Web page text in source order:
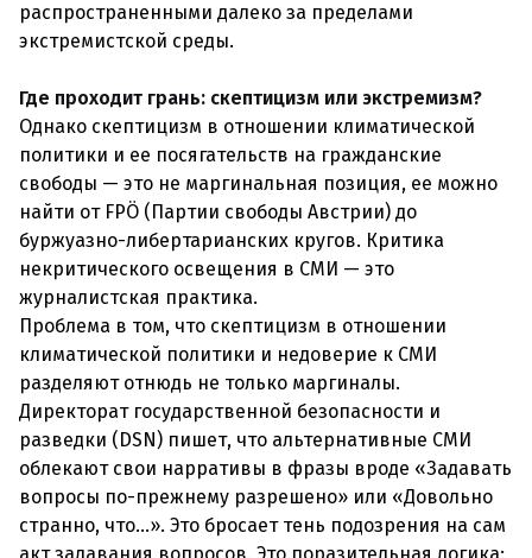
распространенными далеко за пределами
экстремистской среды.
Где проходит грань: скептицизм или экстремизм?
Однако скептицизм в отношении климатической
политики и ее посягательств на гражданские
свободы — это не маргинальная позиция, ее можно
найти от FPÖ (Партии свободы Австрии) до
буржуазно-либертарианских кругов. Критика
некритического освещения в СМИ — это
журналистская практика.
Проблема в том, что скептицизм в отношении
климатической политики и недоверие к СМИ
разделяют отнюдь не только маргиналы.
Директорат государственной безопасности и
разведки (DSN) пишет, что альтернативные СМИ
облекают свои нарративы в фразы вроде «Задавать
вопросы по-прежнему разрешено» или «Довольно
странно, что…». Это бросает тень подозрения на сам